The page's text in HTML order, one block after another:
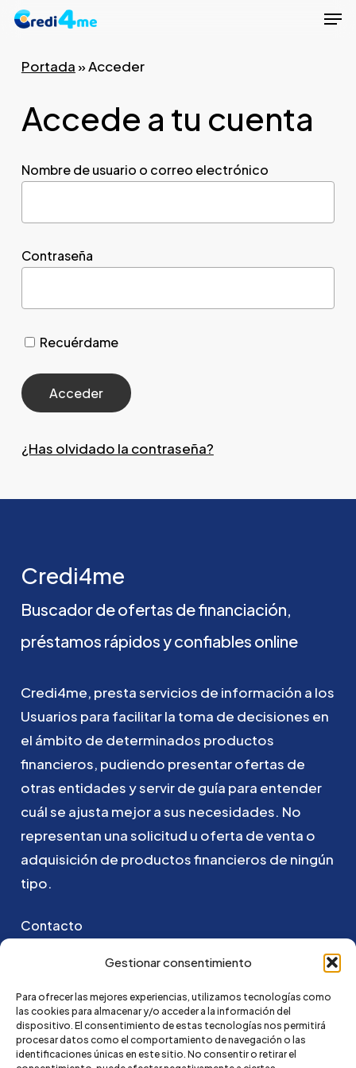
Gestionar consentimiento
Para ofrecer las mejores experiencias, utilizamos tecnologías como
las cookies para almacenar y/o acceder a la información del
dispositivo. El consentimiento de estas tecnologías nos permitirá
procesar datos como el comportamiento de navegación o las
identificaciones únicas en este sitio. No consentir o retirar el
Skip
mainPortada»Acceder
Accede a tu cuenta
Nombre de usuario o correo electrónico
Contraseña
Recuérdame
¿Has olvidado la contraseña?
Credi4me
Buscadordeofertas definanciación,
préstamos rápidosyconfiables online
Credi4me, prestaservicios de información a los
Usuarios para facilitarla toma de decisiones en
el ámbito de determinados productos
financieros, pudiendo presentarofertas de
otras entidadesyservirde guía para entender
cuálse ajusta mejorasus necesidades. No
representan unasolicitud u oferta deventa o
adquisición de productosfinancieros de ningún
tipo.
Contacto
Puedes ponerte en contacto con nosotros
hola@credi4me.com